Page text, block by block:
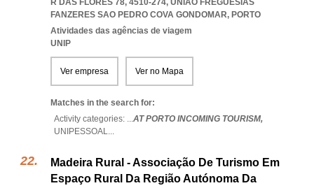
R DAS FLORES 78, 4510-274, UNIAO FREGUESIAS
FANZERES SAO PEDRO COVA GONDOMAR, PORTO
Atividades das agências de viagem
UNIP
Ver empresa Ver no Mapa
Matches in the search for:
Activity categories: ...AT PORTO INCOMING TOURISM,
UNIPESSOAL...
Madeira Rural - Associação De Turismo Em
Espaço Rural Da Região Autónoma Da